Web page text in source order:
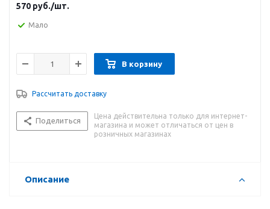
570 руб./шт.
Мало
В корзину
Рассчитать доставку
Поделиться
Цена действительна только для интернет-
магазина и может отличаться от цен в
розничных магазинах
Описание